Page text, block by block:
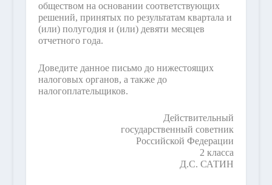
обществом на основании соответствующих
решений, принятых по результатам квартала и
(или) полугодия и (или) девяти месяцев
отчетного года.
Доведите данное письмо до нижестоящих
налоговых органов, а также до
налогоплательщиков.
Действительный
государственный советник
Российской Федерации
2 класса
Д.С. САТИН